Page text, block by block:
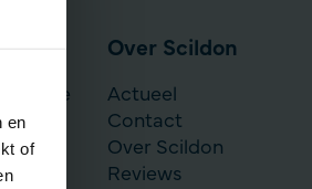
en
of
Over Scildon
Actueel
Contact
Over Scildon
Reviews